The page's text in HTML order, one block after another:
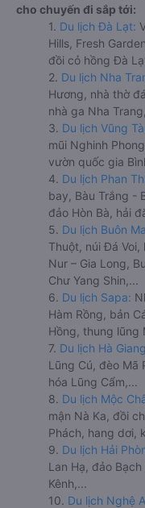
cho chuyến đi sắp tới:
1. Du lịch Đà Lạt:
Hills, Fresh
đồi cỏ hồng Đà
2. Du lịch Nha
Hương, nhà thờ
nhà ga Nha
3. Du lịch Vũng
mũi Nghinh
vườn quốc gia
4. Du lịch Phan
bay, Bàu Trắng -
đảo Hòn Bà, hải
5. Du lịch Buôn
Thuột, núi Đá
Nur – Gia Long,
Chư Yang Shin,...
6. Du lịch Sapa:
Hàm Rồng, bản
Hồng, thung lũng
7. Du lịch Hà
Lũng Cú, đèo Mã
hóa Lũng Cẩm,...
8. Du lịch Mộc
mận Nà Ka, đồi
Phách, hang dơi,
9. Du lịch Hải
Lan Hạ, đảo
Kênh,...
10. Du lịch Nghệ